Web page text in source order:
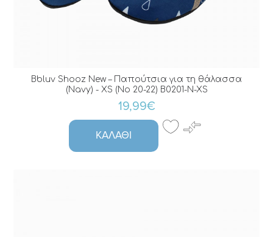
Bbluv Shooz New – Παπούτσια για τη θάλασσα
(Navy) - XS (No 20-22) B0201-N-XS
19,99€
ΚΑΛΆΘΙ